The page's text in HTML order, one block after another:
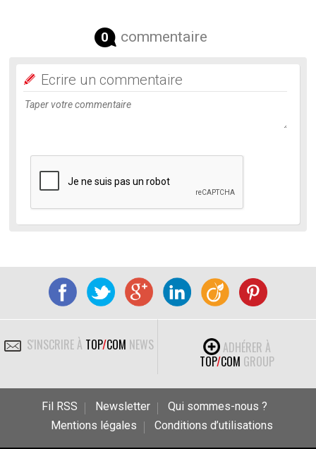
0 commentaire
Ecrire un commentaire
S'INSCRIRE À TOP/COM NEWS
ADHÉRER À
TOP/COM GROUP
Fil RSS Newsletter
Qui sommes-nous ?
Mentions légales
Conditions d’utilisations